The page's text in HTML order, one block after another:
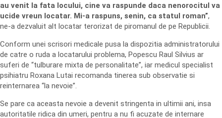
au venit la fata locului, cine va raspunde daca nenorocitul va
ucide vreun locatar. Mi-a raspuns, senin, ca statul roman”,
ne-a dezvaluit alt locatar terorizat de piromanul de pe Republicii.
Conform unei scrisori medicale pusa la dispozitia administratorului
de catre o ruda a locatarului problema, Popescu Raul Silvius ar
suferi de “tulburare mixta de personalitate”, iar medicul specialist
psihiatru Roxana Lutai recomanda tinerea sub observatie si
reinternarea “la nevoie”.
Se pare ca aceasta nevoie a devenit stringenta in ultimii ani, insa
autoritatile ridica din umeri, pentru a nu fi acuzate de internare